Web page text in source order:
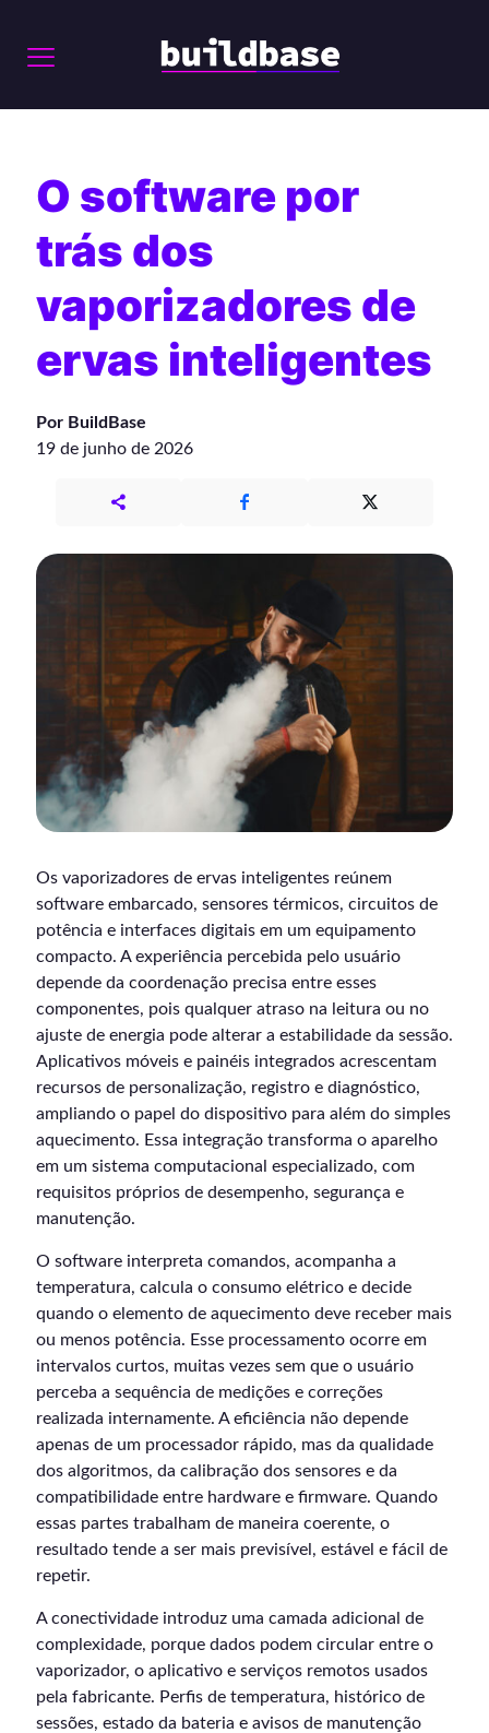
O software por
trás dos
vaporizadores de
ervas inteligentes
Por BuildBase
19 de junho de 2026
Os vaporizadores de ervas inteligentes reúnem
software embarcado, sensores térmicos, circuitos de
potência e interfaces digitais em um equipamento
compacto. A experiência percebida pelo usuário
depende da coordenação precisa entre esses
componentes, pois qualquer atraso na leitura ou no
ajuste de energia pode alterar a estabilidade da sessão.
Aplicativos móveis e painéis integrados acrescentam
recursos de personalização, registro e diagnóstico,
ampliando o papel do dispositivo para além do simples
aquecimento. Essa integração transforma o aparelho
em um sistema computacional especializado, com
requisitos próprios de desempenho, segurança e
manutenção.
O software interpreta comandos, acompanha a
temperatura, calcula o consumo elétrico e decide
quando o elemento de aquecimento deve receber mais
ou menos potência. Esse processamento ocorre em
intervalos curtos, muitas vezes sem que o usuário
perceba a sequência de medições e correções
realizada internamente. A eficiência não depende
apenas de um processador rápido, mas da qualidade
dos algoritmos, da calibração dos sensores e da
compatibilidade entre hardware e firmware. Quando
essas partes trabalham de maneira coerente, o
resultado tende a ser mais previsível, estável e fácil de
repetir.
A conectividade introduz uma camada adicional de
complexidade, porque dados podem circular entre o
vaporizador, o aplicativo e serviços remotos usados
pela fabricante. Perfis de temperatura, histórico de
sessões, estado da bateria e avisos de manutenção